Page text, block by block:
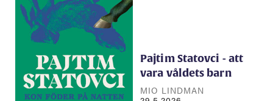
Pajtim Statovci - att
vara våldets barn
MIO LINDMAN